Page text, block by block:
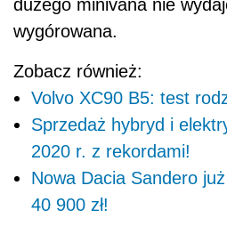
dużego minivana nie
wygórowana.
Zobacz również:
Volvo XC90 B5: test
Sprzedaż hybryd i
2020 r. z rekordami!
Nowa Dacia Sandero
40 900 zł!